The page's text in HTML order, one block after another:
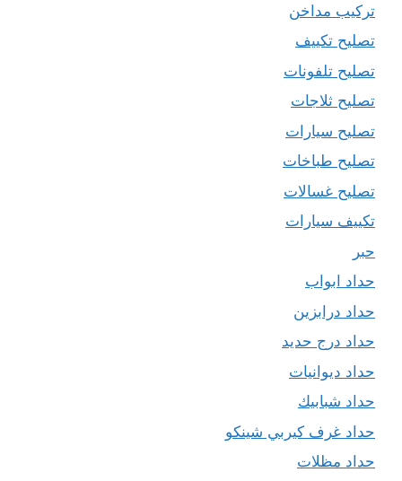
تركيب مداخن
تصليح تكييف
تصليح تلفونات
تصليح ثلاجات
تصليح سيارات
تصليح طباخات
تصليح غسالات
تكييف سيارات
حبر
حداد ابواب
حداد درابزين
حداد درج حديد
حداد ديوانيات
حداد شبابيك
حداد غرف كيربي شينكو
حداد مظلات